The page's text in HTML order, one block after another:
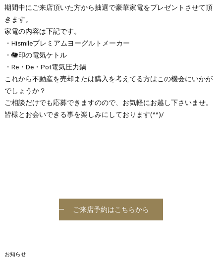
期間中にご来店頂いた方から抽選で豪華家電をプレゼントさせて頂
きます。
家電の内容は下記です。
・Hismileプレミアムヨーグルトメーカー
・🐘印の電気ケトル
・Re・De・Pot電気圧力鍋
これから不動産を売却または購入を考えてる方はこの機会にいかが
でしょうか？
ご相談だけでも応募できますのので、お気軽にお越し下さいませ。
皆様とお会いできる事を楽しみにしております(^^)/
ご来店予約はこちらから
お知らせ